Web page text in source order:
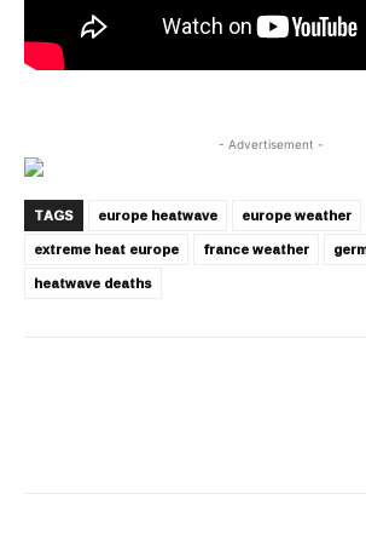
- Advertisement -
TAGS europe heatwave
europe weather
extreme heat europe
france weather
heatwave deaths